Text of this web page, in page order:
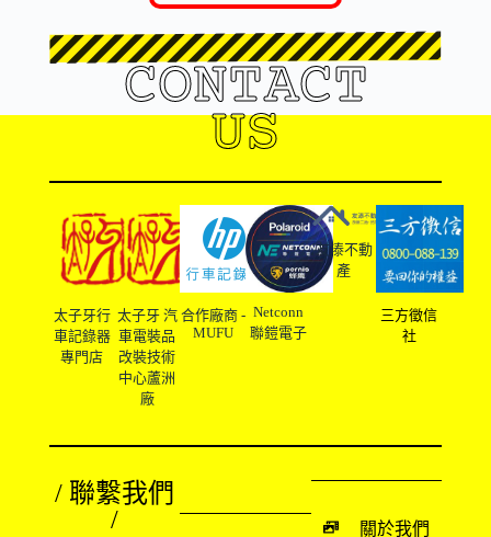
CONTACT
US
太子牙行
車記錄器
專門店
太子牙 汽
車電裝品
改裝技術
中心蘆洲
廠
合作廠商 -
MUFU
Netconn
聯鎧電子
友溙不動
產
三方徵信
社
/ 聯繫我們
/
關於我們